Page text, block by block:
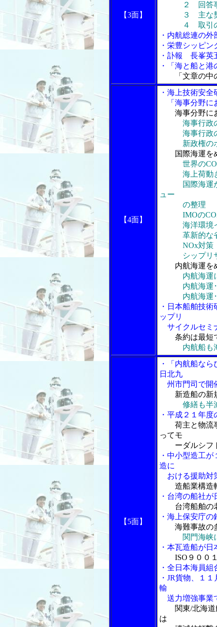
【3面】
２ 回答事
３ 主な契
４ 取引の
・内航総連の
・栄豊シッピ
・訃報 長峯英
・「海と船と
「文章の
【4面】
・海上技術安
「海事分野に
海事分野に
海事行政
海事行政の
新政権のポ
国際海運を
世界の
海上荷動き
国際海運か
ュー
の整理
IMOのCO2
海洋環境イ
革新的な省
NOx対策
シップリサ
内航海運を
内航海運
内航海運･内
内航海運･内
・日本船舶技
ップリ
サイクルセミ
条約は最短
内航船も
【5面】
・「内航船な
日北九
州市門司で開
新造船の新
修繕も半
・平成２１年
荷主と物流
ってモ
ーダルシフ
・中小型造工
造に
おける援助対
造船業構造
・台湾の船社
台湾船舶の
・海上保安庁
海難事故の
関門海峡
・本瓦造船が
ISO９００
・全日本海員
・JR貨物、１
輸
送力増強事業
関東/北海
は